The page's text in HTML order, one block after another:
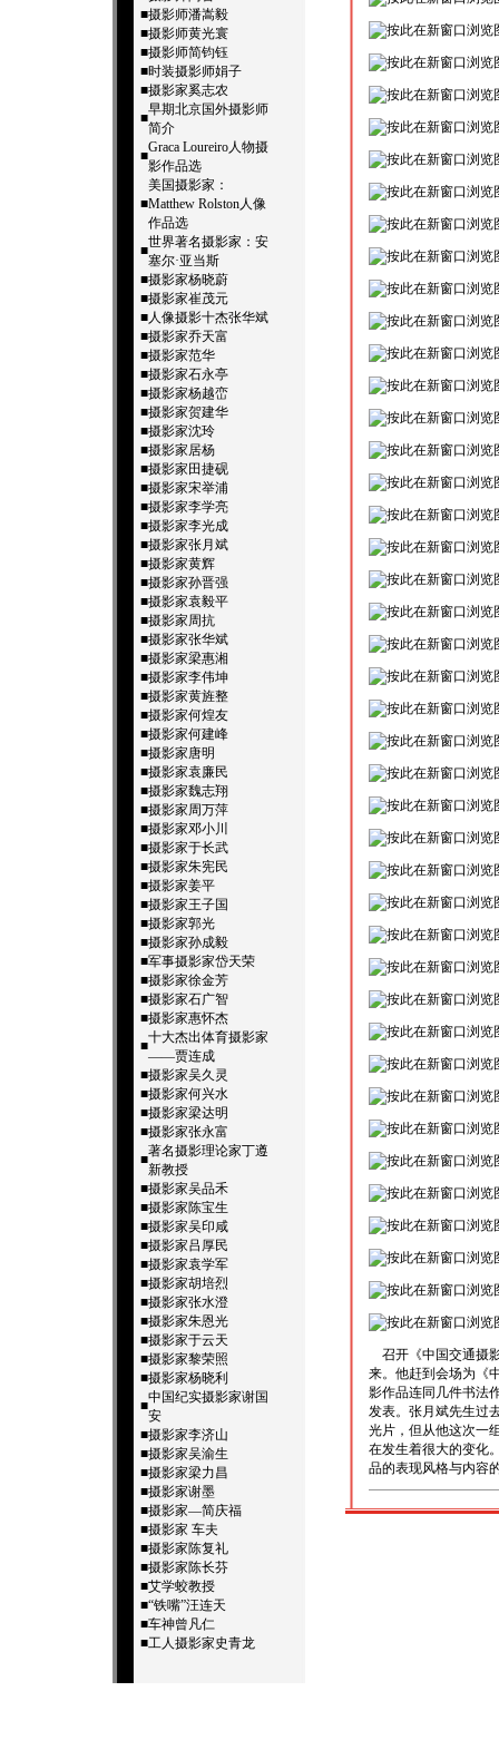
■摄影师潘嵩毅
■摄影师黄光寰
■摄影师简钧钰
■时装摄影师娟子
■摄影家奚志农
■
早期北京国外摄影师
简介
■
Graca Loureiro人物摄
影作品选
■
美国摄影家：
Matthew Rolston人像
作品选
■
世界著名摄影家：安
塞尔·亚当斯
■摄影家杨晓蔚
■摄影家崔茂元
■人像摄影十杰­张华斌
■摄影家乔天富
■摄影家范华
■摄影家石永亭
■摄影家杨越峦
■摄影家贺建华
■摄影家沈玲
■摄影家居杨
■摄影家田捷砚
■摄影家宋举浦
■摄影家李学亮
■摄影家李光成
■摄影家张月斌
■摄影家黄辉
■摄影家孙晋强
■摄影家袁毅平
■摄影家周抗
■摄影家张华斌
■摄影家梁惠湘
■摄影家李伟坤
■摄影家黄旌整
■摄影家何煌友
■摄影家何建峰
■摄影家唐明
■摄影家袁廉民
■摄影家魏志翔
■摄影家周万萍
■摄影家邓小川
■摄影家于长武
■摄影家朱宪民
■摄影家姜平
■摄影家王子国
■摄影家郭光
■摄影家孙成毅
■军事摄影家岱天荣
■摄影家徐金芳
■摄影家石广智
■摄影家惠怀杰
■
十大杰出体育摄影家
——贾连成
■摄影家吴久灵
■摄影家何兴水
■摄影家梁达明
■摄影家张永富
■
著名摄影理论家丁遵
新教授
■摄影家吴品禾
■摄影家陈宝生
■摄影家吴印咸
■摄影家吕厚民
■摄影家袁学军
■摄影家胡培烈
■摄影家张水澄
■摄影家朱恩光
■摄影家于云天
■摄影家黎荣照
■摄影家杨晓利
■
中国纪实摄影家谢国
安
■摄影家李济山
■摄影家吴渝生
■摄影家梁力昌
■摄影家谢墨
■摄影家—简庆福
■摄影家 车夫
■摄影家陈复礼
■摄影家陈长芬
■艾学蛟教授
■“铁嘴”汪连天
■车神曾凡仁
■工人摄影家史青龙
召开《中国交通摄
来。他赶到会场为《
影作品连同几件书法
发表。张月斌先生过
光片，但从他这次一
在发生着很大的变化
品的表现风格与内容